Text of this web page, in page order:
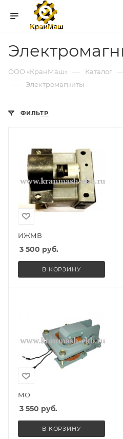
ООО «КранМаш» — Каталог
— Электромагниты
ФИЛЬТР
ИЖМВ
3 500 руб.
В КОРЗИНУ
МО
3 550 руб.
В КОРЗИНУ